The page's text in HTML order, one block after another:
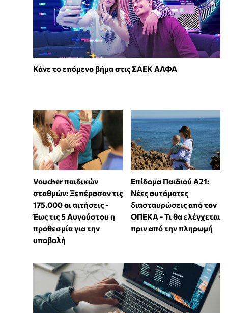
Κάνε το επόμενο βήμα στις ΣΑΕΚ ΑΛΦΑ
Voucher παιδικών
σταθμών: Ξεπέρασαν τις
175.000 οι αιτήσεις -
Έως τις 5 Αυγούστου η
προθεσμία για την
υποβολή
Επίδομα Παιδιού Α21:
Νέες αυτόματες
διασταυρώσεις από τον
ΟΠΕΚΑ - Τι θα ελέγχεται
πριν από την πληρωμή